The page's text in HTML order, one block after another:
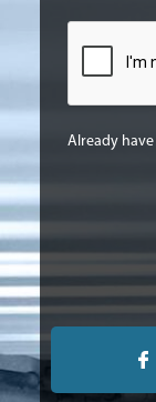
Already have